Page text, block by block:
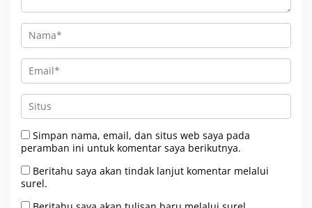
Simpan nama, email, dan situs web saya pada
peramban ini untuk komentar saya berikutnya.
Beritahu saya akan tindak lanjut komentar melalui
surel.